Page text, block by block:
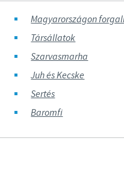
Magyarországon
Társállatok
Szarvasmarha
Juh és Kecske
Sertés
Baromfi